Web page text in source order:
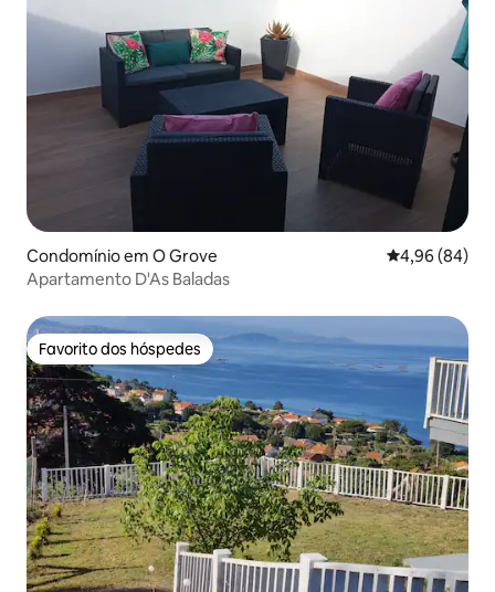
Condomínio em O Grove Classificação
4,96 (84)
Apartamento D'As Baladas
Favorito dos hóspedes
Favorito dos hóspedes